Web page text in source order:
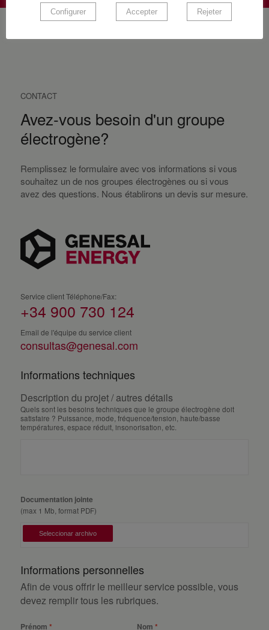
CONTACT
Avez-vous besoin d'un groupe
électrogène?
Remplissez le formulaire avec vos informations si vous
souhaitez un de nos groupes électrogènes ou si vous
avez des questions. Nous établirons un devis sur mesure.
Service client Téléphone/Fax:
+34 900 730 124
Email de l'équipe du service client
consultas@genesal.com
Informations techniques
Description du projet / autres détails
Quels sont les besoins techniques que le groupe électrogène doit
satisfaire ? Puissance, mode, fréquence/tension, haute/basse
températures, espace réduit, insonorisation, etc.
Documentation jointe
(max 1 Mb, format PDF)
Informations personnelles
Afin de vous offrir le meilleur service possible, vous
devez remplir tous les rubriques.
Prénom Nom
Configurer Accepter Rejeter